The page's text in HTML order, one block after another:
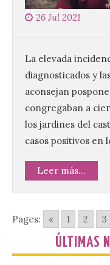
26 Jul 2021
La elevada
diagnosticados y
aconsejan
congregaban a
los jardines del
casos positivos en
Leer más...
Pages: « 1 2 3
ÚLTIMAS
Nueva edición de
Diario de Turismo,
para jóvenes
decimoctava
nos […]
UPL insta a la
castillo del
BIC en estado
Un